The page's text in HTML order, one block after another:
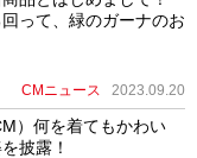
って、緑のガーナのお
CMニュース 2023.09.20
）何を着てもかわい
披露！